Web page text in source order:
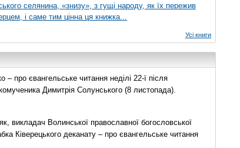
селянина, «знизу», з гущі народу, як їх пережив
і саме тим цінна ця книжка...
Усі книги
про євангельське читання неділі 22-ї після
Димитрія Солунського (8 листопада).
викладач Волинської православної богословської
Ківерецького деканату – про євангельське читання